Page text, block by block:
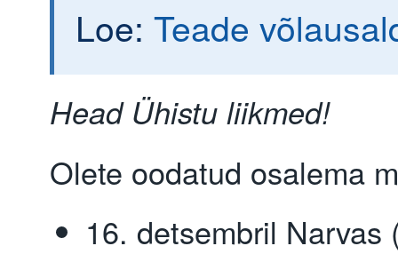
Loe: Teade
Head Ühistu liikmed!
Olete oodatud osalema
16. detsembril